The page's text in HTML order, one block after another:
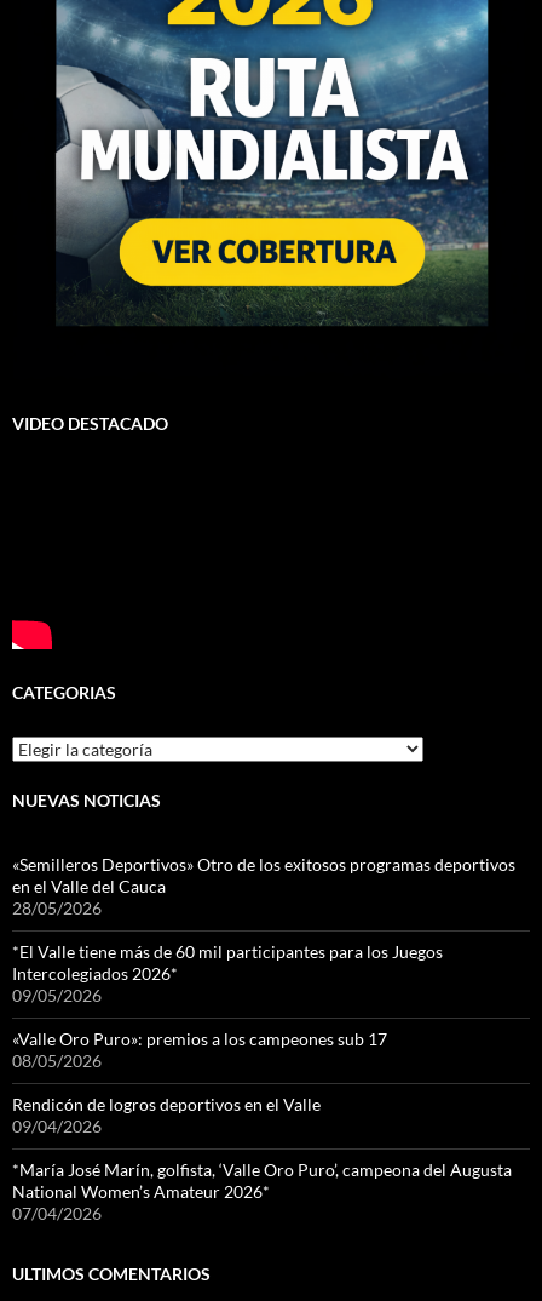
VIDEO DESTACADO
CATEGORIAS
Categorias
NUEVAS NOTICIAS
«Semilleros Deportivos» Otro de los exitosos programas deportivos
en el Valle del Cauca
28/05/2026
*El Valle tiene más de 60 mil participantes para los Juegos
Intercolegiados 2026*
09/05/2026
«Valle Oro Puro»: premios a los campeones sub 17
08/05/2026
Rendicón de logros deportivos en el Valle
09/04/2026
*María José Marín, golfista, ‘Valle Oro Puro’, campeona del Augusta
National Women’s Amateur 2026*
07/04/2026
ULTIMOS COMENTARIOS